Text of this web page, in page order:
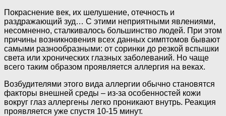
Покраснение век, их шелушение, отечность и
раздражающий зуд… С этими неприятными явлениями,
несомненно, сталкивалось большинство людей. При этом
причины возникновения всех данных симптомов бывают
самыми разнообразными: от соринки до резкой вспышки
света или хронических глазных заболеваний. Но чаще
всего таким образом проявляется аллергия на веках.
Возбудителями этого вида аллергии обычно становятся
факторы внешней среды – из-за особенностей кожи
вокруг глаз аллергены легко проникают внутрь. Реакция
проявляется уже спустя 10-15 минут.